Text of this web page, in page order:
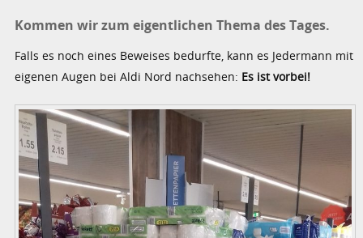
Kommen wir zum eigentlichen Thema des Tages.
Falls es noch eines Beweises bedurfte, kann es Jedermann mit
eigenen Augen bei Aldi Nord nachsehen: Es ist vorbei!